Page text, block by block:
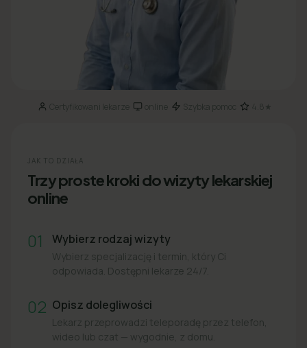
Certyfikowani lekarze· online· Szybka pomoc 4.8★
JAK TO DZIAŁA
Trzy proste kroki do wizyty lekarskiej
online
01 Wybierz rodzaj wizyty
Wybierz specjalizację i termin, który Ci
odpowiada. Dostępni lekarze 24/7.
02 Opisz dolegliwości
Lekarz przeprowadzi teleporadę przez telefon,
wideo lub czat — wygodnie, z domu.